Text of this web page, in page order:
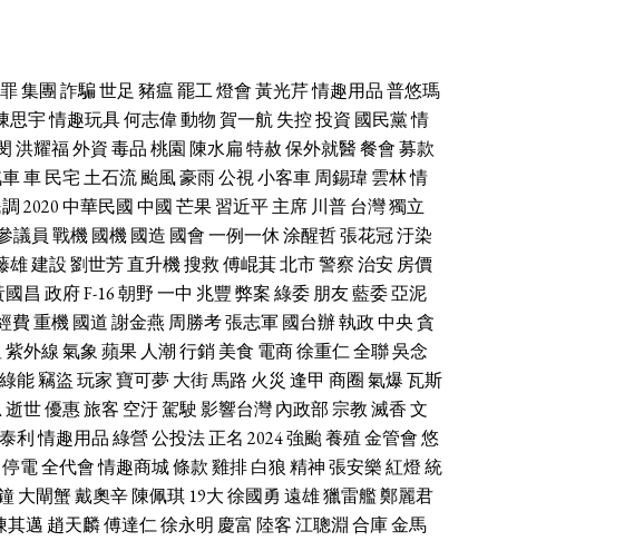
集團詐騙世足 豬瘟罷工燈會黃光芹情趣用品普悠瑪
思宇情趣玩具何志偉動物賀一航失控投資 國民黨情
洪耀福外資毒品桃園陳水扁特赦保外就醫餐會募款
車民宅土石流颱風豪雨公視小客車周錫瑋雲林情
2020中華民國中國芒果習近平主席 川普台灣獨立
議員 戰機國機國造 國會一例一休涂醒哲張花冠汙染
雄建設劉世芳直升機搜救傅崐萁北市警察治安房價
國昌 政府F-16朝野一中 兆豐弊案綠委朋友藍委亞泥
費重機國道謝金燕 周勝考張志軍國台辦執政中央貪
紫外線氣象蘋果 人潮行銷美食 電商徐重仁全聯吳念
綠能竊盜玩家寶可夢大街馬路 火災 逢甲 商圈氣爆瓦斯
逝世優惠旅客 空汙駕駛影響台灣內政部宗教滅香文
泰利情趣用品綠營公投法正名 2024強颱養殖金管會悠
停電全代會情趣商城條款雞排白狼精神張安樂紅燈統
大閘蟹戴奧辛陳佩琪 19大徐國勇 遠雄獵雷艦鄭麗君
其邁 趙天麟傅達仁徐永明 慶富 陸客江聰淵 合庫金馬